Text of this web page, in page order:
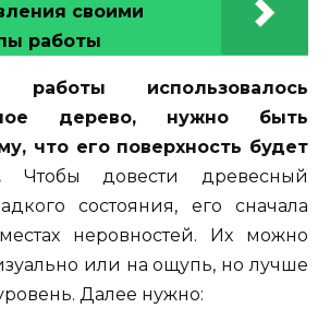
своими
работы
использовалось
дерево, нужно быть
что его поверхность будет
Чтобы довести древесный
состояния, его сначала
неровностей. Их можно
или на ощупь, но лучше
Далее нужно: